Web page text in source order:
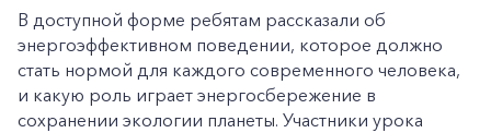
В доступной форме ребятам рассказали об
энергоэффективном поведении, которое должно
стать нормой для каждого современного человека,
и какую роль играет энергосбережение в
сохранении экологии планеты. Участники урока